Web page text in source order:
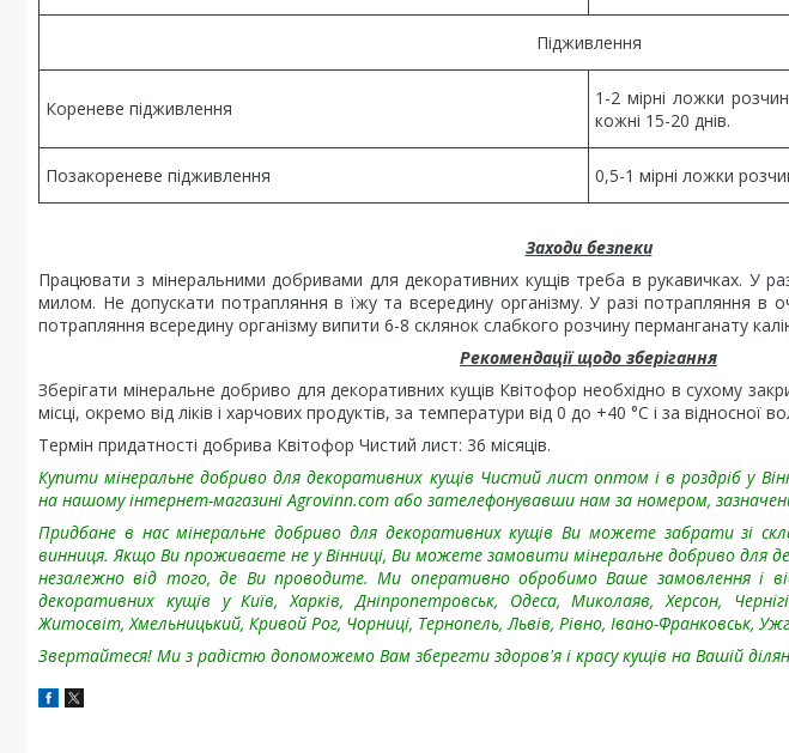
Підживлення
Кореневе підживлення
1-2 мірні ложки
кожні 15-20 днів.
Позакореневе підживлення 0,5-1 мірні ложки
Заходи безпеки
Працювати з мінеральними добривами для декоративних кущів треба в рукавичках. У
милом. Не допускати потрапляння в їжу та всередину організму. У разі потрапляння в
потрапляння всередину організму випити 6-8 склянок слабкого розчину перманганату
Рекомендації щодо зберігання
Зберігати мінеральне добриво для декоративних кущів Квітофор необхідно в сухому
місці, окремо від ліків і харчових продуктів, за температури від 0 до +40 °C і за відносної
Термін придатності добрива Квітофор Чистий лист: 36 місяців.
Купити мінеральне добриво для декоративних кущів Чистий лист оптом і в роздріб у
на нашому інтернет-магазині Agrovinn.com або зателефонувавши нам за номером,
Придбане в нас мінеральне добриво для декоративних кущів Ви можете забрати зі
винниця. Якщо Ви проживаєте не у Вінниці, Ви можете замовити мінеральне добриво для
незалежно від того, де Ви проводите. Ми оперативно обробимо Ваше замовлення і
декоративних кущів у Київ, Харків, Дніпропетровськ, Одеса, Миколаяв, Херсон,
Житосвіт, Хмельницький, Кривой Рог, Чорниці, Тернопель, Львів, Рівно, Івано-Франковськ,
Звертайтеся! Ми з радістю допоможемо Вам зберегти здоров'я і красу кущів на Вашій